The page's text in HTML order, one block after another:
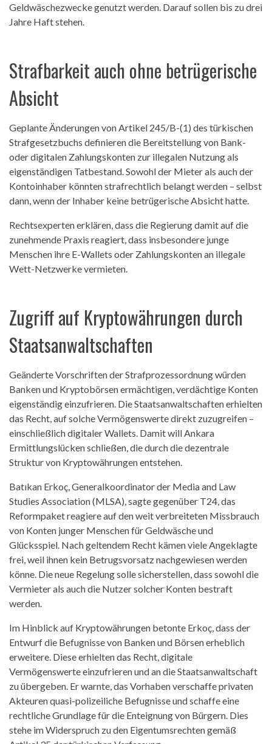
Geldwäschezwecke genutzt werden. Darauf sollen bis zu drei
Jahre Haft stehen.
Strafbarkeit auch ohne betrügerische
Absicht
Geplante Änderungen von Artikel 245/B-(1) des türkischen
Strafgesetzbuchs definieren die Bereitstellung von Bank-
oder digitalen Zahlungskonten zur illegalen Nutzung als
eigenständigen Tatbestand. Sowohl der Mieter als auch der
Kontoinhaber könnten strafrechtlich belangt werden – selbst
dann, wenn der Inhaber keine betrügerische Absicht hatte.
Rechtsexperten erklären, dass die Regierung damit auf die
zunehmende Praxis reagiert, dass insbesondere junge
Menschen ihre E-Wallets oder Zahlungskonten an illegale
Wett-Netzwerke vermieten.
Zugriff auf Kryptowährungen durch
Staatsanwaltschaften
Geänderte Vorschriften der Strafprozessordnung würden
Banken und Kryptobörsen ermächtigen, verdächtige Konten
eigenständig einzufrieren. Die Staatsanwaltschaften erhielten
das Recht, auf solche Vermögenswerte direkt zuzugreifen –
einschließlich digitaler Wallets. Damit will Ankara
Ermittlungslücken schließen, die durch die dezentrale
Struktur von Kryptowährungen entstehen.
Batıkan Erkoç, Generalkoordinator der Media and Law
Studies Association (MLSA), sagte gegenüber T24, das
Reformpaket reagiere auf den weit verbreiteten Missbrauch
von Konten junger Menschen für Geldwäsche und
Glücksspiel. Nach geltendem Recht kämen viele Angeklagte
frei, weil ihnen kein Betrugsvorsatz nachgewiesen werden
könne. Die neue Regelung solle sicherstellen, dass sowohl die
Vermieter als auch die Nutzer solcher Konten bestraft
werden.
Im Hinblick auf Kryptowährungen betonte Erkoç, dass der
Entwurf die Befugnisse von Banken und Börsen erheblich
erweitere. Diese erhielten das Recht, digitale
Vermögenswerte einzufrieren und an die Staatsanwaltschaft
zu übergeben. Er warnte, das Vorhaben verschaffe privaten
Akteuren quasi-polizeiliche Befugnisse und schaffe eine
rechtliche Grundlage für die Enteignung von Bürgern. Dies
stehe im Widerspruch zu den Eigentumsrechten gemäß